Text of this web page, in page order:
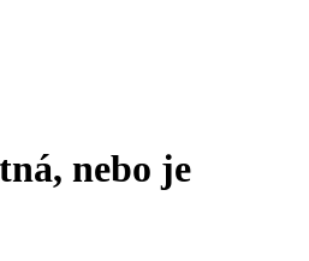
nebo je